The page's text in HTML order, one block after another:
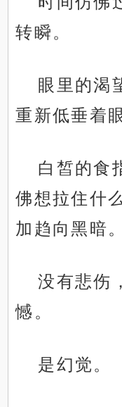
转瞬。
眼里的渴
重新低垂着
白皙的食
佛想拉住什
加趋向黑暗。
没有悲伤
憾。
是幻觉。